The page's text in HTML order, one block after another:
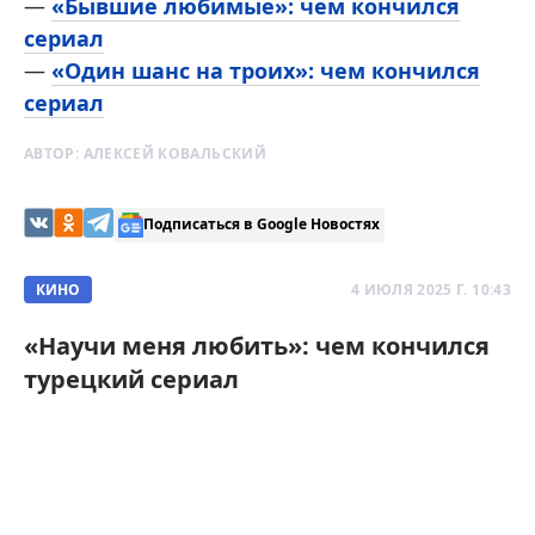
сериал
— «Один шанс на троих»: чем кончился
сериал
АВТОР: АЛЕКСЕЙ КОВАЛЬСКИЙ
Подписаться в Google Новостях
КИНО 4 ИЮЛЯ 2025 Г. 10:43
«Научи меня любить»: чем кончился
турецкий сериал